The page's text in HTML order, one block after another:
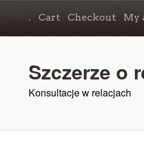
. Cart Checkout My
Szczerze o
Konsultacje w relacjach